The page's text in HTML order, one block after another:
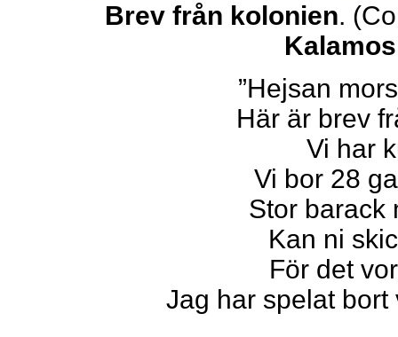
Brev från kolonien.
”Hejsan
Här är brev
Vi har
Vi bor 28
Stor barack
Kan ni
För det
Jag har spelat bort